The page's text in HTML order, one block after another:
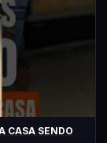
CASA SENDO